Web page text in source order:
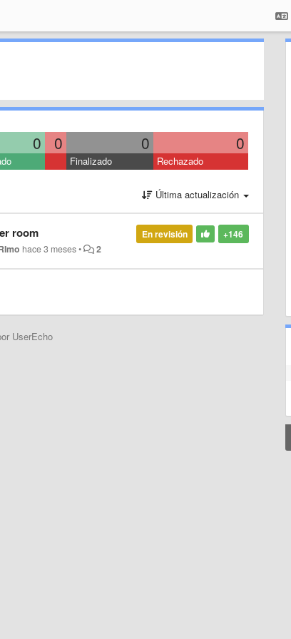
0 0 0 0
Finalizado Rechazado
Última actualización
+146
En revisión
room
hace 3 meses• 2
UserEcho